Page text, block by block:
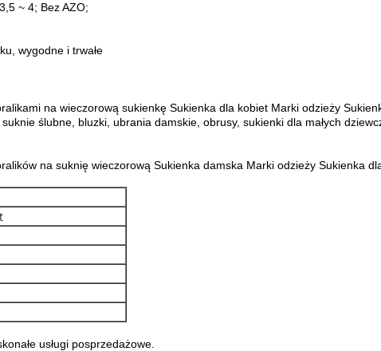
~ 4; Bez AZO;
wygodne i trwałe
na wieczorową sukienkę Sukienka dla kobiet Marki odzieży
ślubne, bluzki, ubrania damskie, obrusy, sukienki dla małych
na suknię wieczorową Sukienka damska Marki odzieży Sukienka
usługi posprzedażowe.